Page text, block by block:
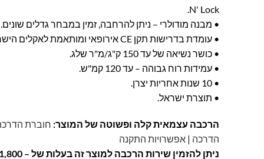
N' Lock.
• מבנה מודולרי – ניתן להרחבה, זמין במבחר גדלים שונים.
• עומדת בדרישות תקן CE אירופאי ומותאמת לאקלים הישראלי.
• כושר נשיאה של עד 150 ק"ג/מ"ר שלג.
• עמידות רוח גבוהה – עד 120 קמ"ש.
• 10 שנות אחריות יצרן.
• תוצרת ישראל.
הרכבה עצמאית קלה ופשוטה של המוצר: חוברת
הדרכה | אפשרויות התקנה
ניתן להזמין שירות הרכבה למוצר זה בעלות של – 1,800 ש"ח